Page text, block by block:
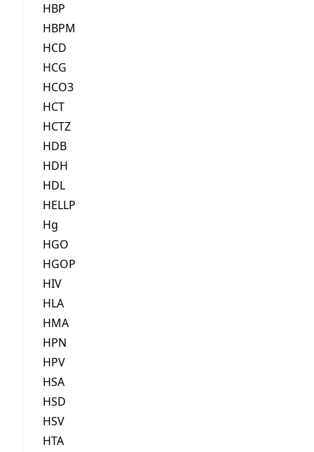
HBP
HBPM
HCD
HCG
HCO3
HCT
HCTZ
HDB
HDH
HDL
HELLP
Hg
HGO
HGOP
HIV
HLA
HMA
HPN
HPV
HSA
HSD
HSV
HTA